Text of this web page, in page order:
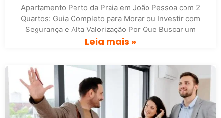
Apartamento Perto da Praia em João Pessoa com 2
Quartos: Guia Completo para Morar ou Investir com
Segurança e Alta Valorização Por Que Buscar um
Leia mais »